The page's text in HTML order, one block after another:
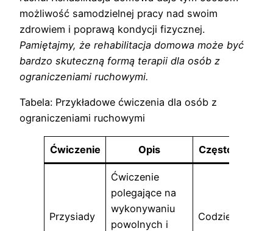
możliwość samodzielnej pracy nad swoim
zdrowiem i poprawą kondycji fizycznej.
Pamiętajmy, że rehabilitacja domowa może być
bardzo skuteczną formą terapii dla osób z
ograniczeniami ruchowymi.
Tabela: Przykładowe ćwiczenia dla osób z
ograniczeniami ruchowymi
Ćwiczenie Opis Częstotliwość
Przysiady
Ćwiczenie
polegające na
wykonywaniu
powolnych i
Codziennie